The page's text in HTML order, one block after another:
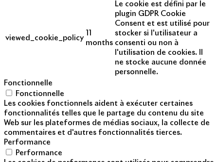
viewed_cookie_policy
months
Le cookie est défini par le
plugin GDPR Cookie
Consent et est utilisé pour
stocker si l'utilisateur a
consenti ou non à
l'utilisation de cookies. Il
ne stocke aucune donnée
personnelle.
Fonctionnelle
Fonctionnelle
Les cookies fonctionnels aident à exécuter certaines
fonctionnalités telles que le partage du contenu du site
Web sur les plateformes de médias sociaux, la collecte de
commentaires et d'autres fonctionnalités tierces.
Performance
Performance